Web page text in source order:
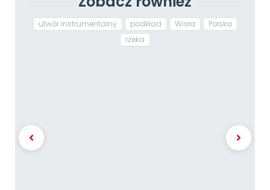
utwór instrumentalny podkład Wisła
Polska
rzeka